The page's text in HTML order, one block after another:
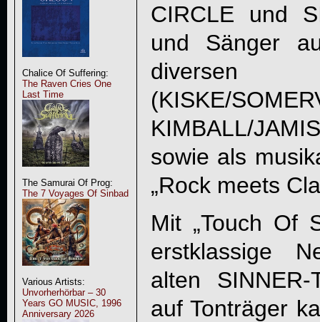
Chalice Of Suffering:
The Raven Cries One
Last Time
The Samurai Of Prog:
The 7 Voyages Of Sinbad
Various Artists:
Unvorherhörbar – 30
Years GO MUSIC, 1996
Anniversary 2026
CIRCLE und
und Sänger
(KISKE/
KIMBALL/
sowie als
„Rock meets
Mit „Touch Of
erstklassige
alten SINNER-
auf Tonträger